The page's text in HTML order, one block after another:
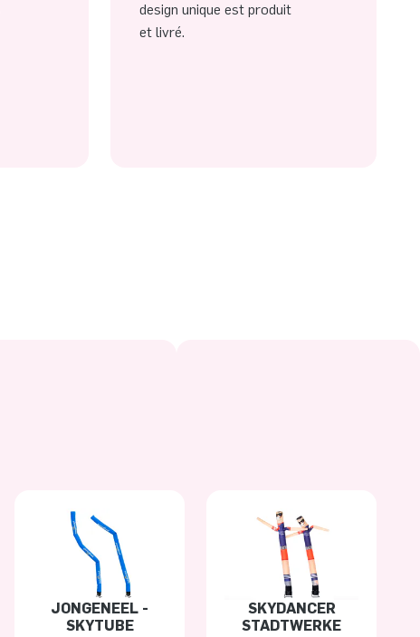
design unique est produit
et livré.
JONGENEEL -
SKYTUBE
SKYDANCER
STADTWERKE